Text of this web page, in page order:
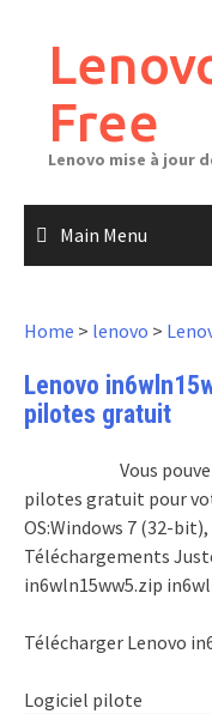
content
Free
Lenovo mise à jour
Main Menu
Home > lenovo >
Lenovo
pilotes gratuit
Vous
pilotes gratuit pour
OS:Windows 7 (32-
Téléchargements
in6wln15ww5.zip
Télécharger Lenovo
Logiciel pilote